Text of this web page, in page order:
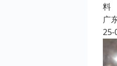
料
广
25-